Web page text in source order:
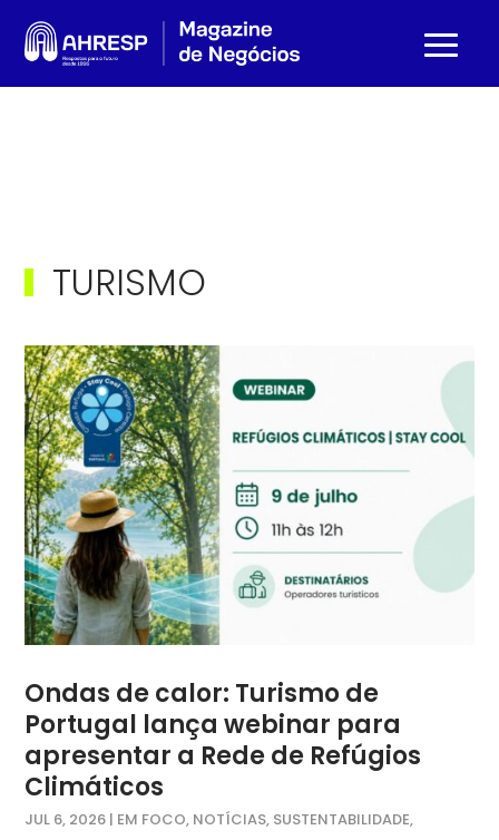
TURISMO
Ondas de calor: Turismo de
Portugal lança webinar para
apresentar a Rede de Refúgios
Climáticos
JUL 6, 2026 | EM FOCO, NOTÍCIAS, SUSTENTABILIDADE,